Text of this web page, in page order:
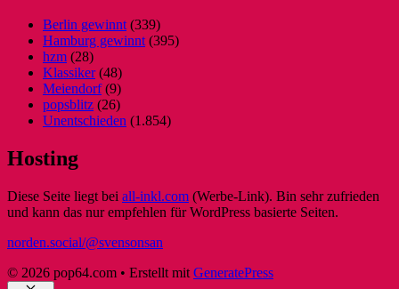
Berlin gewinnt (339)
Hamburg gewinnt (395)
hzm (28)
Klassiker(48)
Meiendorf(9)
popsblitz (26)
Unentschieden (1.854)
Hosting
Diese Seite liegt bei all-inkl.com (Werbe-Link). Bin sehr zufrieden
und kann das nur empfehlen für WordPress basierte Seiten.
norden.social/@svensonsan
© 2026 pop64.com • Erstellt mit GeneratePress